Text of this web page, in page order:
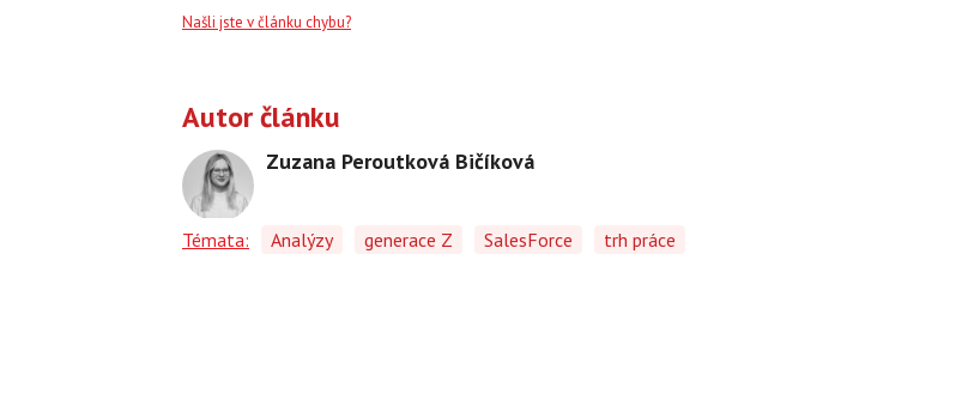
Našli jste v článku chybu?
Autor článku
Zuzana Peroutková Bičíková
Témata: Analýzy generace Z SalesForce trh práce